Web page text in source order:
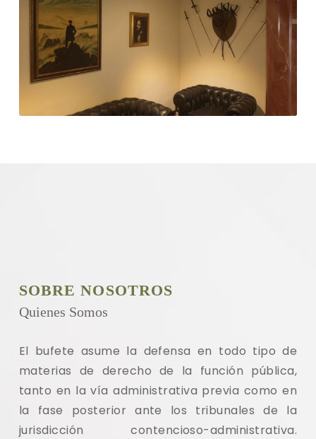
SOBRE NOSOTROS
Quienes Somos
El bufete asume la defensa en todo tipo de
materias de derecho de la función pública,
tanto en la vía administrativa previa como en
la fase posterior ante los tribunales de la
jurisdicción contencioso-administrativa.